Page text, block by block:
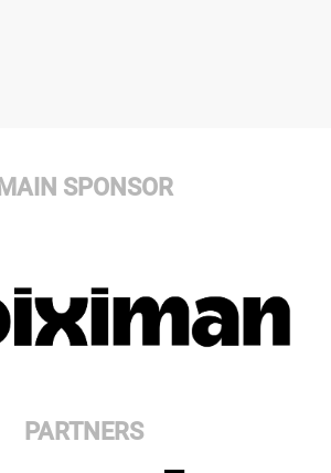
MAIN SPONSOR
PARTNERS